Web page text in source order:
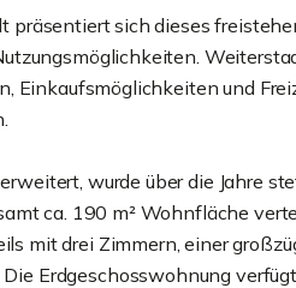
präsentiert sich dieses
Einkaufsmöglichkeiten und
wurde über die Jahre
ca. 190 m² Wohnfläche
mit drei Zimmern, einer
Erdgeschosswohnung